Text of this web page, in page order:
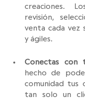
creaciones.
revisión,
venta cada vez
y ágiles.
Conectas con
hecho de
comunidad tus
tan solo un